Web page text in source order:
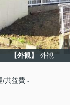
【外観】 外観
共益費 -